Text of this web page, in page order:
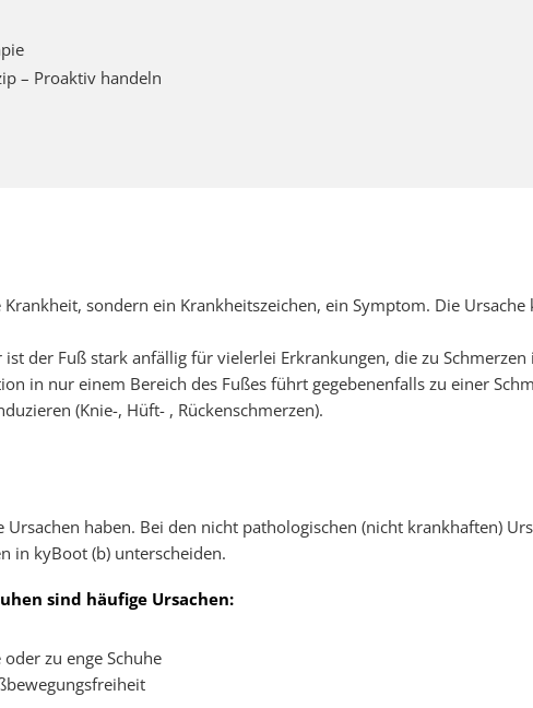
– Proaktiv handeln
sondern ein Krankheitszeichen, ein Symptom. Die
der Fuß stark anfällig für vielerlei Erkrankungen, die zu
in nur einem Bereich des Fußes führt gegebenenfalls zu einer
(Knie-, Hüft- , Rückenschmerzen).
Ursachen haben. Bei den nicht pathologischen (nicht krankhaften)
in kyBoot (b) unterscheiden.
sind häufige Ursachen:
zu enge Schuhe